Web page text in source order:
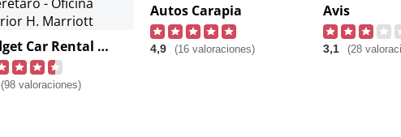
Budget Car Rental Querétaro - Oficina Interior H. Marriott
(98 valoraciones)
Autos Carapia
4,9 (16 valoraciones)
Avis
3,1 (28